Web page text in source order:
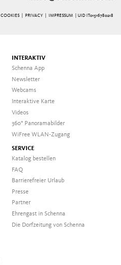
COOKIES| PRIVACY| IMPRESSUM | UID IT01516780218
INTERAKTIV
Schenna App
Newsletter
Webcams
Interaktive Karte
Videos
360° Panoramabilder
WiFree WLAN-Zugang
SERVICE
Katalog bestellen
FAQ
Barrierefreier Urlaub
Presse
Partner
Ehrengast in Schenna
Die Dorfzeitung von Schenna